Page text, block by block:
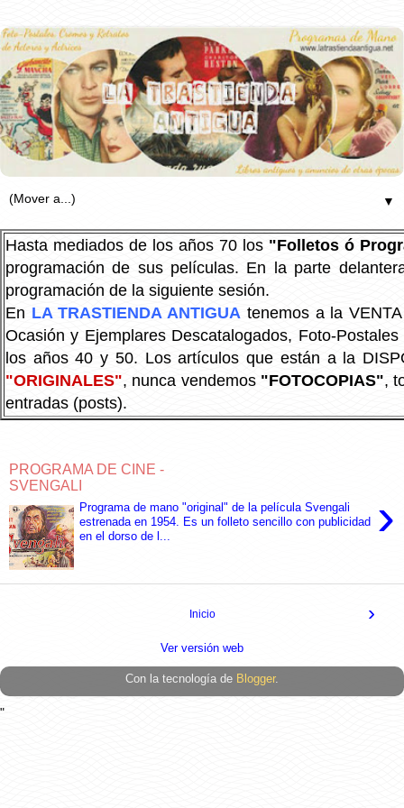
▼
Hasta mediados de los años 70 los "Folletos ó
programación de sus películas. En la parte
programación de la siguiente sesión.
En LA TRASTIENDA ANTIGUA tenemos a la
Ocasión y Ejemplares Descatalogados, Foto-
los años 40 y 50. Los artículos que están a la
"ORIGINALES", nunca vendemos "FOTOCOPIAS",
entradas (posts).
PROGRAMA DE CINE -
SVENGALI
›
Programa de mano "original" de la película Svengali
estrenada en 1954. Es un folleto sencillo con publicidad
en el dorso de l...
›
Inicio
Ver versión web
Con la tecnología de Blogger.
"